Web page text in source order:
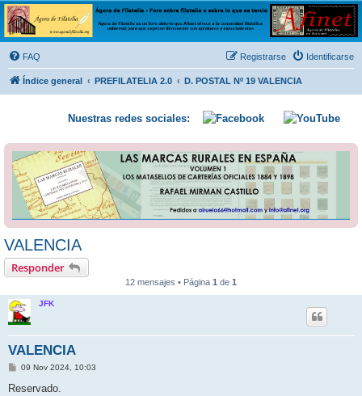
Ágora de Filatelia
Foro sobre filatelia o sobre lo que se tercie. Ágora de Filatelia es un foro abierto que Afinet
ofrece a la comunidad filatélica universal para que exprese libremente sus opiniones y
conocimientos
FAQ Identificarse
Registrarse
Índice general PREFILATELIA 2.0 D. POSTAL Nº 19 VALENCIA
Nuestras redes sociales:
VALENCIA
Responder
12 mensajes • Página 1 de 1
JFK
VALENCIA
M
n
09 Nov 2024, 10:03
Reservado.